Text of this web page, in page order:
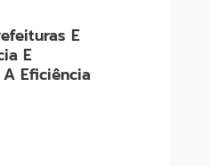
E
E
Eficiência